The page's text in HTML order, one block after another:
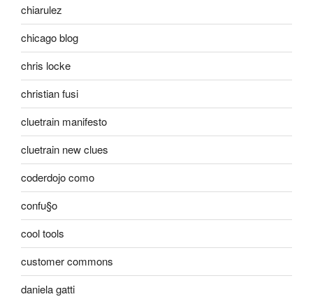
chiarulez
chicago blog
chris locke
christian fusi
cluetrain manifesto
cluetrain new clues
coderdojo como
confu§o
cool tools
customer commons
daniela gatti